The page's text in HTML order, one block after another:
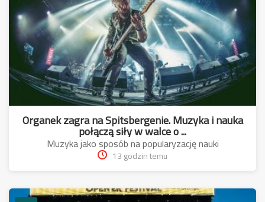
Organek zagra na Spitsbergenie. Muzyka i nauka
połączą siły w walce o ...
Muzyka jako sposób na popularyzację nauki
13 godzin temu